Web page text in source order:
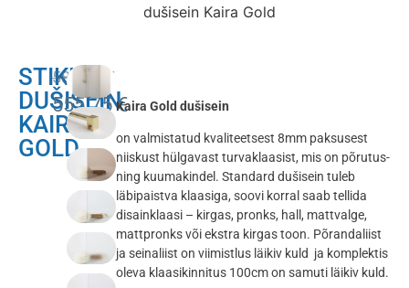
dušisein Kaira Gold
STIKLA
DUŠISEIN
KAIRA
GOLD
585.00 €
555.75€
Kaira Gold dušisein
on valmistatud kvaliteetsest 8mm paksusest
niiskust hülgavast turvaklaasist, mis on põrutus-
ning kuumakindel. Standard dušisein tuleb
läbipaistva klaasiga, soovi korral saab tellida
disainklaasi – kirgas, pronks, hall, mattvalge,
mattpronks või ekstra kirgas toon. Põrandaliist
ja seinaliist on viimistlus läikiv kuld ja komplektis
oleva klaasikinnitus 100cm on samuti läikiv kuld.